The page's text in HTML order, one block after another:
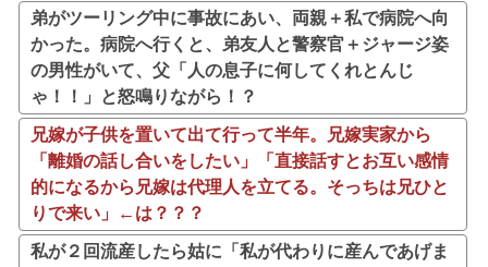
弟がツーリング中に事故にあい、両親＋私で病院へ向
かった。病院へ行くと、弟友人と警察官＋ジャージ姿
の男性がいて、父「人の息子に何してくれとんじ
ゃ！！」と怒鳴りながら！？
兄嫁が子供を置いて出て行って半年。兄嫁実家から
「離婚の話し合いをしたい」「直接話すとお互い感情
的になるから兄嫁は代理人を立てる。そっちは兄ひと
りで来い」←は？？？
私が２回流産したら姑に「私が代わりに産んであげま